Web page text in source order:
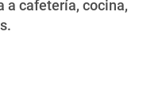
a cafetería, cocina,